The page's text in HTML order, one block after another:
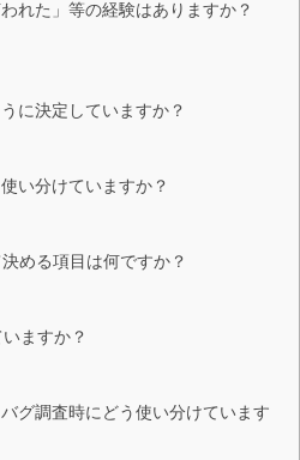
れた」等の経験はありますか？
に決定していますか？
い分けていますか？
める項目は何ですか？
ますか？
グ調査時にどう使い分けています